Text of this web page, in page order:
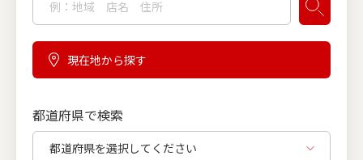
現在地から探す
都道府県で検索